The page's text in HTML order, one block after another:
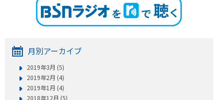
月別アーカイブ
2019年3月 (5)
2019年2月 (4)
2019年1月 (4)
2018年12月 (5)